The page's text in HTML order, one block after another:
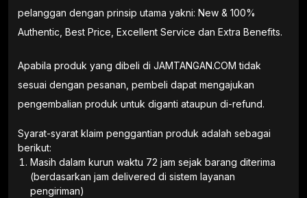
pelanggan dengan prinsip utama yakni: New & 100%
Authentic, Best Price, Excellent Service dan Extra Benefits.
Apabila produk yang dibeli di JAMTANGAN.COM tidak
sesuai dengan pesanan, pembeli dapat mengajukan
pengembalian produk untuk diganti ataupun di-refund.
Syarat-syarat klaim penggantian produk adalah sebagai
berikut:
Masih dalam kurun waktu 72 jam sejak barang diterima
(berdasarkan jam delivered di sistem layanan
pengiriman)